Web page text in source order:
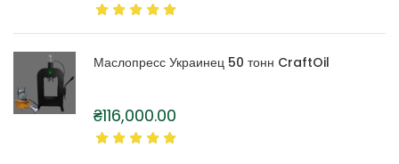
Маслопресс Украинец 50 тонн CraftOil
₴116,000.00